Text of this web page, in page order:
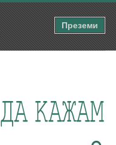
Преземи